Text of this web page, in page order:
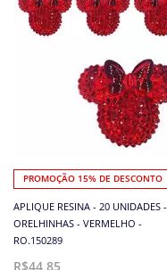
PROMOÇÃO 15% DE DESCONTO
APLIQUE RESINA - 20 UNIDADES -
ORELHINHAS - VERMELHO -
RO.150289
R$44,85